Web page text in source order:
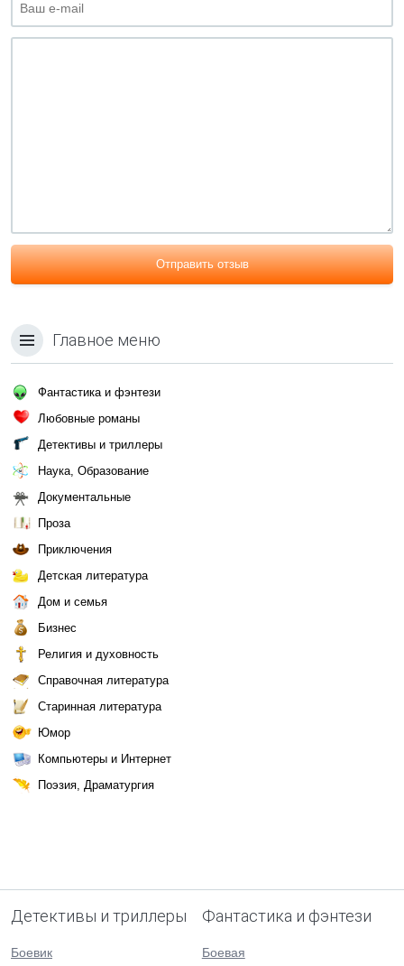
Отправить отзыв
Главное меню
Фантастика и фэнтези
Любовные романы
Детективы и триллеры
Наука, Образование
Документальные
Проза
Приключения
Детская литература
Дом и семья
Бизнес
Религия и духовность
Справочная литература
Старинная литература
Юмор
Компьютеры и Интернет
Поэзия, Драматургия
Детективы и триллеры
Боевик
Фантастика и фэнтези
Боевая